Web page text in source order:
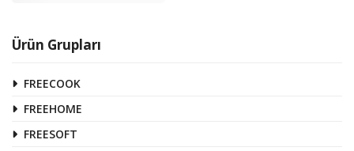
Ürün Grupları
FREECOOK
FREEHOME
FREESOFT